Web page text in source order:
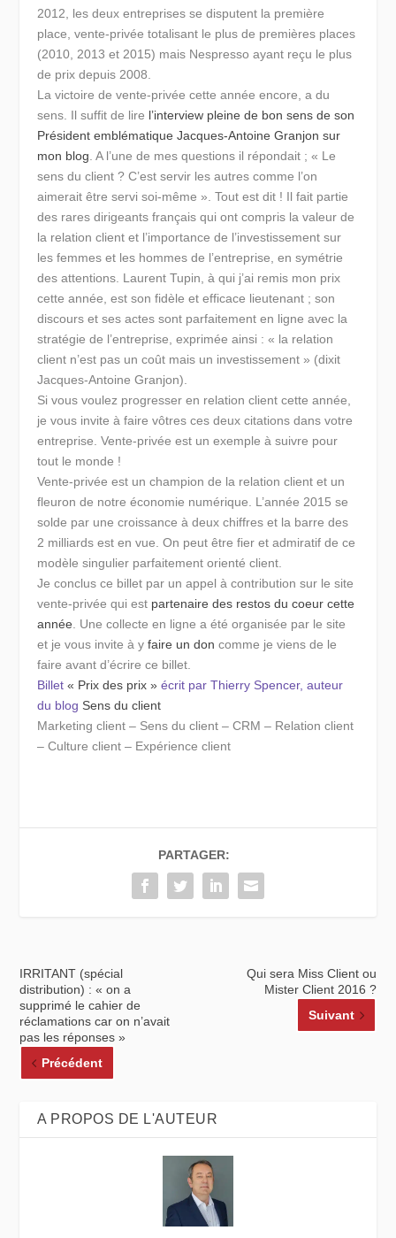
2012, les deux entreprises se disputent la première
place, vente-privée totalisant le plus de premières places
(2010, 2013 et 2015) mais Nespresso ayant reçu le plus
de prix depuis 2008.
La victoire de vente-privée cette année encore, a du
sens. Il suffit de lire l’interview pleine de bon sens de son
Président emblématique Jacques-Antoine Granjon sur
mon blog . A l’une de mes questions il répondait ;« Le
sens du client ? C’est servir les autres comme l’on
aimerait être servi soi-même ».Tout est dit ! Il fait partie
des rares dirigeants français qui ont compris la valeur de
la relation client et l’importance de l’investissement sur
les femmes et les hommes de l’entreprise, en symétrie
des attentions. Laurent Tupin, à qui j’ai remis mon prix
cette année, est son fidèle et efficace lieutenant ; son
discours et ses actes sont parfaitement en ligne avec la
stratégie de l’entreprise, exprimée ainsi :« la relation
client n’est pas un coût mais un investissement » (dixit
Jacques-Antoine Granjon).
Si vous voulez progresser en relation client cette année,
je vous invite à faire vôtres ces deux citations dans votre
entreprise. Vente-privée est un exemple à suivre pour
tout le monde !
Vente-privée est un champion de la relation client et un
fleuron de notre économie numérique. L’année 2015 se
solde par une croissance à deux chiffres et la barre des
2 milliards est en vue. On peut être fier et admiratif de ce
modèle singulier parfaitement orienté client.
Je conclus ce billet par un appel à contribution sur le site
vente-privée qui est partenaire des restos du coeur cette
année . Une collecte en ligne a été organisée par le site
et je vous invite à yfaire un don comme je viens de le
faire avant d’écrire ce billet.
Billet« Prix des prix » écrit par Thierry Spencer, auteur
du blog Sens du client
Marketing client – Sens du client – CRM – Relation client
– Culture client – Expérience client
PARTAGER:
IRRITANT (spécial
distribution) : « on a
supprimé le cahier de
réclamations car on n’avait
pas les réponses »
Précédent
Qui sera Miss Client ou
Mister Client 2016 ?
Suivant
A PROPOS DE L'AUTEUR